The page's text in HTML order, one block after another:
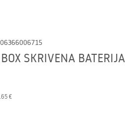
SKRIVENA BATERIJA
€